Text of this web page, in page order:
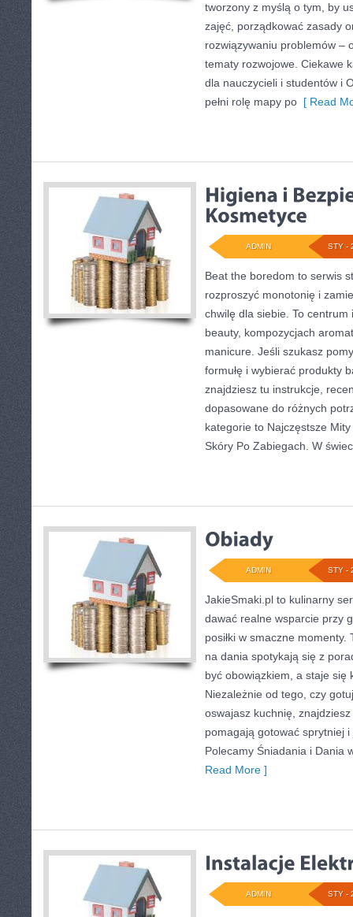
tworzony z myślą o tym, by
zajęć, porządkować zasady
rozwiązywaniu problemów –
tematy rozwojowe. Ciekawe
dla nauczycieli i studentów i
pełni rolę mapy po [ Read
STY -
ADMIN
Beat the boredom to serwis
rozproszyć monotonię i
chwilę dla siebie. To
beauty, kompozycjach
manicure. Jeśli szukasz
formułę i wybierać produkty
znajdziesz tu instrukcje,
dopasowane do różnych
kategorie to Najczęstsze
Skóry Po Zabiegach. W
STY -
ADMIN
JakieSmaki.pl to kulinarny
dawać realne wsparcie przy
posiłki w smaczne momenty.
na dania spotykają się z
być obowiązkiem, a staje się
Niezależnie od tego, czy
oswajasz kuchnię,
pomagają gotować sprytniej
Polecamy Śniadania i Dania
Read More ]
STY -
ADMIN